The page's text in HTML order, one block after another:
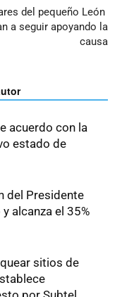
del pequeño León
a seguir apoyando la
causa
acuerdo con la
estado de
del Presidente
alcanza el 35%
sitios de